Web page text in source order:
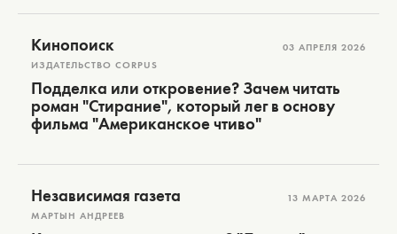
Кинопоиск
ИЗДАТЕЛЬСТВО CORPUS
03 АПРЕЛЯ 2026
Подделка или откровение? Зачем читать
роман "Стирание", который лег в основу
фильма "Американское чтиво"
Независимая газета
МАРТЫН АНДРЕЕВ
13 МАРТА 2026